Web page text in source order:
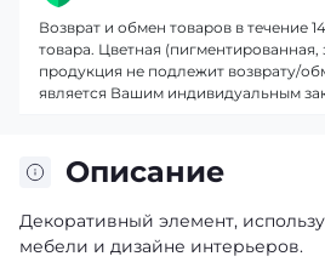
Описание
Декоративный элемент,
мебели и дизайне интерьеров.
Возврат и обмен товаров в течение
товара. Цветная (пигментированная,
продукция не подлежит возврату/
является Вашим индивидуальным